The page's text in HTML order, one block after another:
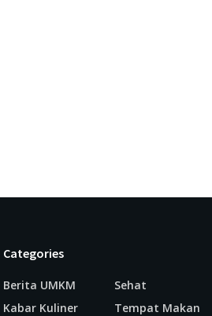
Categories
Berita UMKM
Kabar Kuliner
Sehat
Tempat Makan